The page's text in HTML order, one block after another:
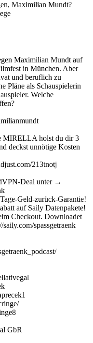
Maximilian Mundt?
Maximilian Mundt auf
in München. Aber
und beruflich zu
Pläne als Schauspielerin
Welche
MIRELLA holst du dir 3
deckst unnötige Kosten
213tnotj
Deal unter →
Geld-zurück-Garantie!
auf Saily Datenpakete!
Checkout. Downloadet
spassgetraenk
GbR